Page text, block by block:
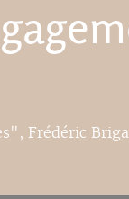
Frédéric